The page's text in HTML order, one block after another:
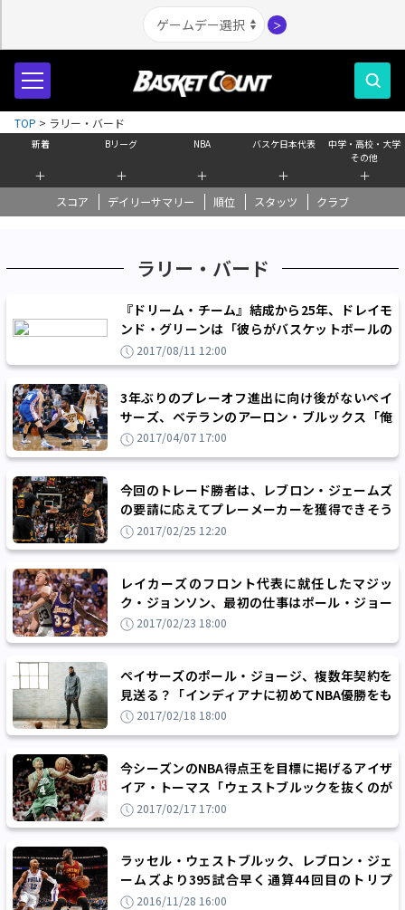
＞
新着
＋
Bリーグ
＋
NBA
＋
バスケ日本代表
＋
中学・高校・大学
その他
＋
スコア デイリーサマリー 順位 スタッツ クラブ
TOP > ラリー・バード
ラリー・バード
『ドリーム・チーム』結成から25年、ドレイモ
ンド・グリーンは「彼らがバスケットボールの
在り方を変えた」
2017/08/11 12:00
3年ぶりのプレーオフ進出に向け後がないペイ
サーズ、ベテランのアーロン・ブルックス「俺
たちのシリーズは今から始まる」
2017/04/07 17:00
今回のトレード勝者は、レブロン・ジェームズ
の要請に応えてプレーメーカーを獲得できそう
なキャバリアーズ？
2017/02/25 12:20
レイカーズのフロント代表に就任したマジッ
ク・ジョンソン、最初の仕事はポール・ジョー
ジ獲得か？
2017/02/23 18:00
ペイサーズのポール・ジョージ、複数年契約を
見送る？「インディアナに初めてNBA優勝をも
たらす選手になりたいけど……」
2017/02/18 18:00
今シーズンのNBA得点王を目標に掲げるアイザ
イア・トーマス「ウェストブルックを抜くのが
目標。自信はある」
2017/02/17 17:00
ラッセル・ウェストブルック、レブロン・ジェ
ームズより395試合早く通算44回目のトリプ
ル・ダブル達成
2016/11/28 16:00